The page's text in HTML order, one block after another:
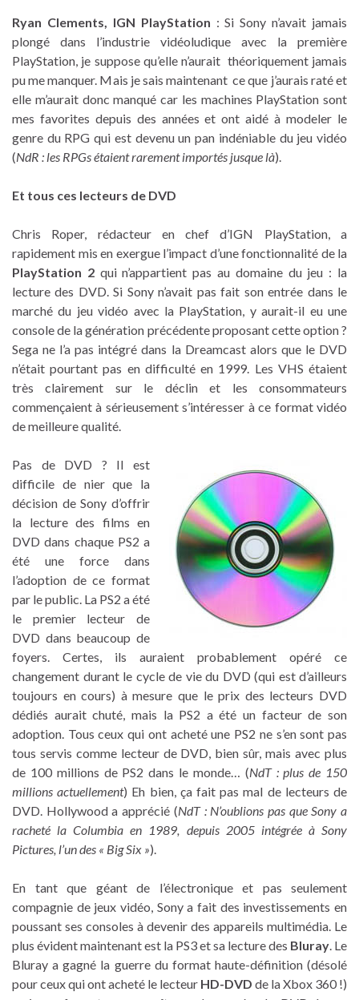
Ryan Clements, IGN PlayStation : Si Sony n’avait jamais
plongé dans l’industrie vidéoludique avec la première
PlayStation, je suppose qu’elle n’aurait théoriquement jamais
pu me manquer. Mais je sais maintenant ce que j’aurais raté et
elle m’aurait donc manqué car les machines PlayStation sont
mes favorites depuis des années et ont aidé à modeler le
genre du RPG qui est devenu un pan indéniable du jeu vidéo
(NdR : les RPGs étaient rarement importés jusque là).
Et tous ces lecteurs de DVD
Chris Roper, rédacteur en chef d’IGN PlayStation, a
rapidement mis en exergue l’impact d’une fonctionnalité de la
PlayStation 2qui n’appartient pas au domaine du jeu : la
lecture des DVD. Si Sony n’avait pas fait son entrée dans le
marché du jeu vidéo avec la PlayStation, y aurait-il eu une
console de la génération précédente proposant cette option ?
Sega ne l’a pas intégré dans la Dreamcast alors que le DVD
n’était pourtant pas en difficulté en 1999. Les VHS étaient
très clairement sur le déclin et les consommateurs
commençaient à sérieusement s’intéresser à ce format vidéo
de meilleure qualité.
Pas de DVD ? Il est
difficile de nier que la
décision de Sony d’offrir
la lecture des films en
DVD dans chaque PS2 a
été une force dans
l’adoption de ce format
par le public. La PS2 a été
le premier lecteur de
DVD dans beaucoup de
foyers. Certes, ils auraient probablement opéré ce
changement durant le cycle de vie du DVD (qui est d’ailleurs
toujours en cours) à mesure que le prix des lecteurs DVD
dédiés aurait chuté, mais la PS2 a été un facteur de son
adoption. Tous ceux qui ont acheté une PS2 ne s’en sont pas
tous servis comme lecteur de DVD, bien sûr, mais avec plus
de 100 millions de PS2 dans le monde… (NdT : plus de 150
millions actuellement) Eh bien, ça fait pas mal de lecteurs de
DVD. Hollywood a apprécié (NdT : N’oublions pas que Sony a
racheté la Columbia en 1989, depuis 2005 intégrée à Sony
Pictures, l’un des « Big Six »).
En tant que géant de l’électronique et pas seulement
compagnie de jeux vidéo, Sony a fait des investissements en
poussant ses consoles à devenir des appareils multimédia. Le
plus évident maintenant est la PS3 et sa lecture des Bluray. Le
Bluray a gagné la guerre du format haute-définition (désolé
pour ceux qui ont acheté le lecteur HD-DVD de la Xbox 360 !)